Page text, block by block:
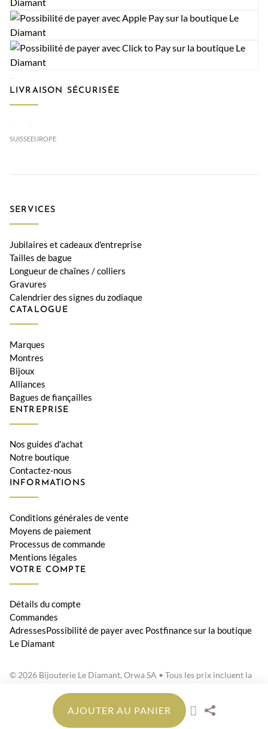
AJOUTER AU PANIER
LIVRAISON SÉCURISÉE
SUISSEEUROPE
SERVICES
Jubilaires et cadeaux d'entreprise
Tailles de bague
Longueur de chaînes / colliers
Gravures
Calendrier des signes du zodiaque
CATALOGUE
Marques
Montres
Bijoux
Alliances
Bagues de fiançailles
ENTREPRISE
Nos guides d'achat
Notre boutique
Contactez-nous
INFORMATIONS
Conditions générales de vente
Moyens de paiement
Processus de commande
Mentions légales
VOTRE COMPTE
Détails du compte
Commandes
AdressesPossibilité de payer avec Postfinance sur la boutique
Le Diamant
© 2026 Bijouterie Le Diamant, Orwa SA • Tous les prix incluent la